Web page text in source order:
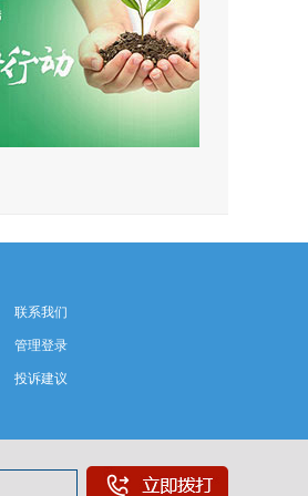
联系我们
管理登录
投诉建议